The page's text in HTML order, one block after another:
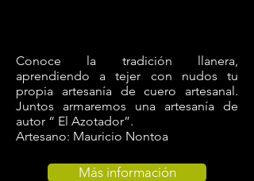
Conoce la tradición llanera,
aprendiendo a tejer con nudos tu
propia artesanía de cuero artesanal.
Juntos armaremos una artesanía de
autor “ El Azotador”.
Artesano: Mauricio Nontoa
Más información